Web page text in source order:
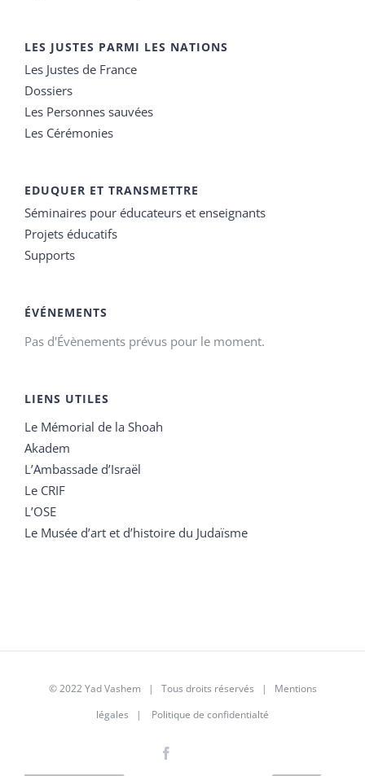
LES JUSTES PARMI LES NATIONS
Les Justes de France
Dossiers
Les Personnes sauvées
Les Cérémonies
EDUQUER ET TRANSMETTRE
Séminaires pour éducateurs et enseignants
Projets éducatifs
Supports
ÉVÉNEMENTS
Pas d'Évènements prévus pour le moment.
LIENS UTILES
Le Mémorial de la Shoah
Akadem
L’Ambassade d’Israël
Le CRIF
L’OSE
Le Musée d’art et d’histoire du Judaïsme
© 2022 Yad Vashem | Tous droits réservés | Mentions
légales | Politique de confidentialté